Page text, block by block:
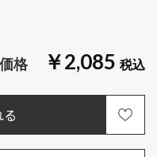
￥2,085